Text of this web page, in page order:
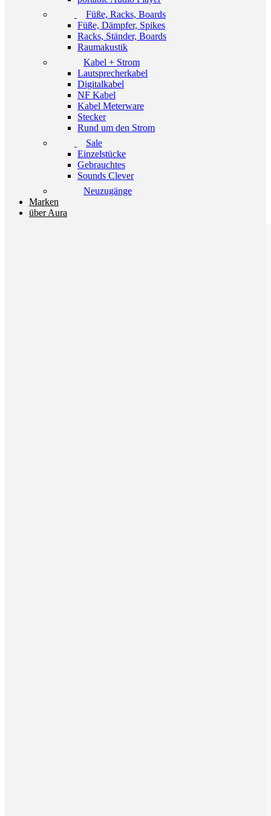
Füße, Racks, Boards
Füße, Dämpfer, Spikes
Racks, Ständer, Boards
Raumakustik
Kabel + Strom
Lautsprecherkabel
Digitalkabel
NF Kabel
Kabel Meterware
Stecker
Rund um den Strom
Sale
Einzelstücke
Gebrauchtes
Sounds Clever
Neuzugänge
Marken
über Aura